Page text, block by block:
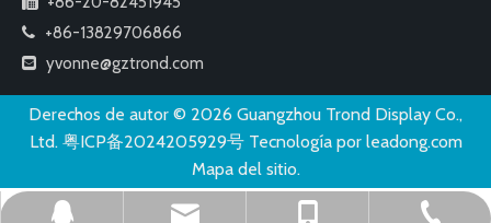
yvonne@gztrond.com
+86-13829706866
+86-20-82451945
 +86-13829706866
 yvonne@gztrond.com
Derechos de autor ©️ 2026 Guangzhou Trond Display Co.,
Ltd. 粤ICP备2024205929号Tecnología por leadong.com
Mapa del sitio.